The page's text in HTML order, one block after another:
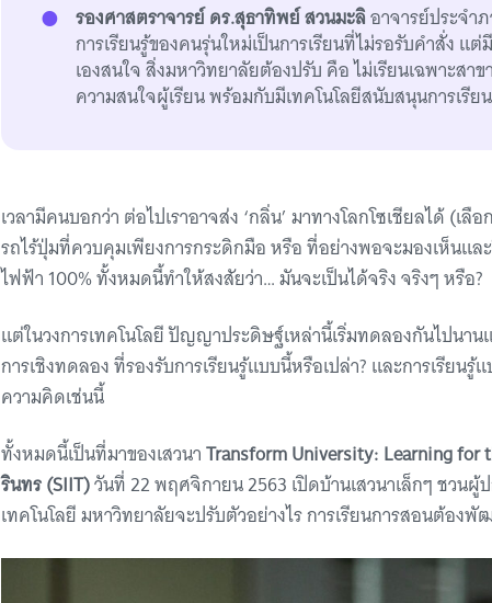
รองศาสตราจารย์ ดร.สุธาทิพย์ สวนมะลิอาจารย์ประจำ
การเรียนรู้ของคนรุ่นใหม่เป็นการเรียนที่ไม่รอรับคำสั่ง แ
เองสนใจ สิ่งมหาวิทยาลัยต้องปรับ คือ ไม่เรียนเฉพาะส
ความสนใจผู้เรียน พร้อมกับมีเทคโนโลยีสนับสนุนการเรีย
เวลามีคนบอกว่า ต่อไปเราอาจส่ง ‘กลิ่น’ มาทางโลกโซเชียลได้ (
รถไร้ปุ่มที่ควบคุมเพียงการกระดิกมือ หรือ ที่อย่างพอจะมองเห็นแล
ไฟฟ้า 100% ทั้งหมดนี้ทำให้สงสัยว่า… มันจะเป็นได้จริง จริงๆ หรือ?
แต่ในวงการเทคโนโลยี ปัญญาประดิษฐ์เหล่านี้เริ่มทดลองกันไปนา
การเชิงทดลอง ที่รองรับการเรียนรู้แบบนี้หรือเปล่า? และการเรียน
ความคิดเช่นนี้
ทั้งหมดนี้เป็นที่มาของเสวนาTransform University: Learning for
รินทร (SIIT)วันที่ 22 พฤศจิกายน 2563 เปิดบ้านเสวนาเล็กๆ ชวน
เทคโนโลยี มหาวิทยาลัยจะปรับตัวอย่างไร การเรียนการสอนต้อง